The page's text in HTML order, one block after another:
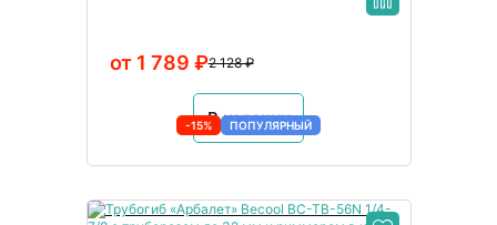
2 128 ₽
от 1 789 ₽
В корзину
-15% ПОПУЛЯРНЫЙ